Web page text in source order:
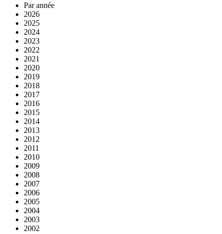
Par année
2026
2025
2024
2023
2022
2021
2020
2019
2018
2017
2016
2015
2014
2013
2012
2011
2010
2009
2008
2007
2006
2005
2004
2003
2002